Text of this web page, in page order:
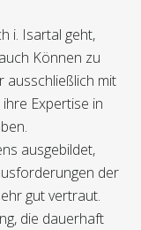
i. Isartal geht,
Können zu
ausschließlich mit
Expertise in
ausgebildet,
der
gut vertraut.
die dauerhaft